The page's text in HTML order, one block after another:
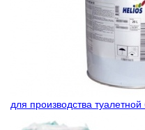
для производства